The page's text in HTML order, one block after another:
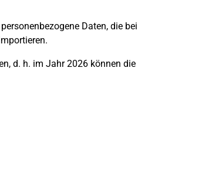
Daten, die bei
d. h. im Jahr 2026 können die